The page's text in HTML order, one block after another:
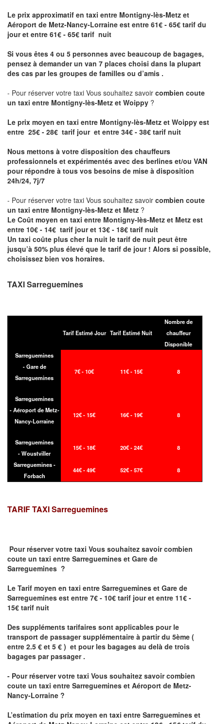
Le prix approximatif en taxi entre Montigny-lès-Metz et
Aéroport de Metz-Nancy-Lorraine est entre 61€ - 65€ tarif du
jour et entre 61€ - 65€ tarif nuit
Si vous êtes 4 ou 5 personnes avec beaucoup de bagages,
pensez à demander un van 7 places choisi dans la plupart
des cas par les groupes de familles ou d’amis .
- Pour réserver votre taxi Vous souhaitez savoir combien coute
un taxi entre Montigny-lès-Metz et Woippy ?
Le prix moyen en taxi entre Montigny-lès-Metz et Woippy est
entre 25€ - 28€ tarif jour et entre 34€ - 38€ tarif nuit
Nous mettons à votre disposition des chauffeurs
professionnels et expérimentés avec des berlines et/ou VAN
pour répondre à tous vos besoins de mise à disposition
24h/24, 7j/7
- Pour réserver votre taxi Vous souhaitez savoir combien coute
un taxi entre Montigny-lès-Metz et Metz ?
Le Coût moyen en taxi entre Montigny-lès-Metz et Metz est
entre 10€ - 14€ tarif jour et 13€ - 18€ tarif nuit
Un taxi coûte plus cher la nuit le tarif de nuit peut être
jusqu’à 50% plus élevé que le tarif de jour ! Alors si possible,
choisissez bien vos horaires.
TAXI Sarreguemines
Tarif Estimé Jour Tarif Estimé Nuit
Nombre de
chauffeur
Disponible
Sarreguemines
- Gare de
Sarreguemines
7€ - 10€ 11€ - 15€ 8
Sarreguemines
- Aéroport de Metz-
Nancy-Lorraine
12€ - 15€ 16€ - 19€ 8
Sarreguemines
- Woustviller
15€ - 18€ 20€ - 24€ 8
Sarreguemines -
Forbach
44€ - 49€ 52€ - 57€ 8
TARIF TAXISarreguemines
Pour réserver votre taxi Vous souhaitez savoircombien
coute un taxi entre Sarreguemines et Gare de
Sarreguemines ?
Le Tarif moyen en taxi entre Sarreguemines et Gare de
Sarreguemines est entre 7€ - 10€ tarif jour et entre 11€ -
15€ tarif nuit
Des suppléments tarifaires sont applicables pour le
transport de passager supplémentaire à partir du 5ème (
entre 2.5 € et 5 € ) et pour les bagages au delà de trois
bagages par passager .
- Pour réserver votre taxi Vous souhaitez savoircombien
coute un taxi entre Sarreguemines et Aéroport de Metz-
Nancy-Lorraine ?
L’estimation du prix moyen en taxi entre Sarreguemines et